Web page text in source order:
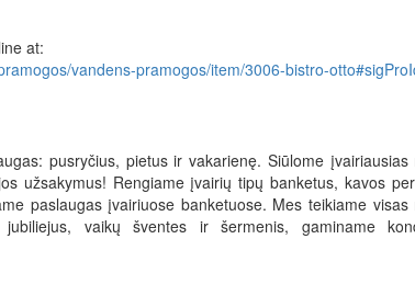
at:
vandens-pramogos/item/3006-bistro-
pusryčius, pietus ir vakarienę. Siūlome įvairiausias
užsakymus! Rengiame įvairių tipų banketus, kavos
paslaugas įvairiuose banketuose. Mes teikiame visas
jubiliejus, vaikų šventes ir šermenis, gaminame